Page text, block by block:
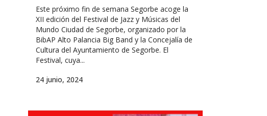
Este próximo fin de semana Segorbe acoge la
XII edición del Festival de Jazz y Músicas del
Mundo Ciudad de Segorbe, organizado por la
BibAP Alto Palancia Big Band y la Concejalía de
Cultura del Ayuntamiento de Segorbe. El
Festival, cuya...
24 junio, 2024